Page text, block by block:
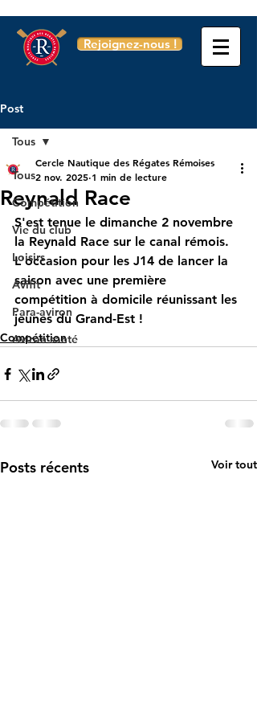
Rejoignez-nous !
Post
Tous
Compétition
Vie du club
Loisirs
Avifit
Para-aviron
Aviron santé
Tous
Reynald Race
Cercle Nautique des Régates Rémoises
2 nov. 2025 1 min de lecture
S'est tenue le dimanche 2 novembre
la Reynald Race sur le canal rémois.
L'occasion pour les J14 de lancer la
saison avec une première
compétition à domicile réunissant les
jeunes du Grand-Est !
Compétition
Posts récents Voir tout